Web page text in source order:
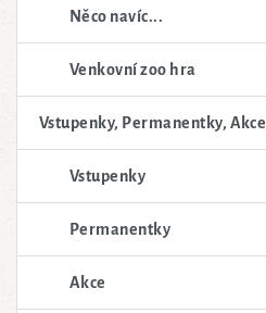
Něco navíc...
Venkovní zoo hra
Vstupenky, Permanentky, Akce
Vstupenky
Permanentky
Akce